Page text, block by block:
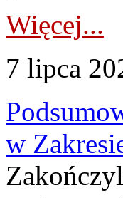
Więcej...
7 lipca
w